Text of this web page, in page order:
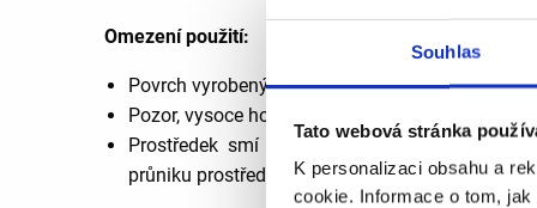
Souhlas
Tato webová stránka
K personalizaci obsahu a
cookie. Informace o tom,
Omezení použití:
Povrch vyrobený z akrylátového skla
Pozor, vysoce hořlavá látka!
Prostředek smí být použit jen v zařízeních, u
průniku prostředku do elektrických částí!